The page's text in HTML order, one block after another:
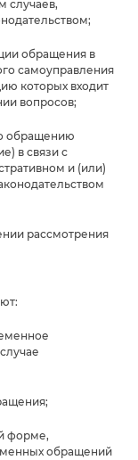
случаев,
обращения в
самоуправления
которых входит
вопросов;
обращению
в связи с
и (или)
рассмотрения
форме,
обращений